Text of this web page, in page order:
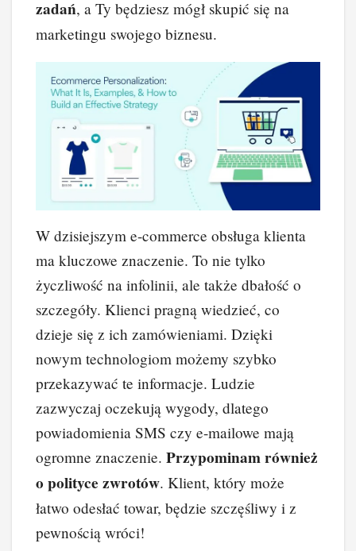
zadań, a Ty będziesz mógł skupić się na
marketingu swojego biznesu.
W dzisiejszym e-commerce obsługa klienta
ma kluczowe znaczenie. To nie tylko
życzliwość na infolinii, ale także dbałość o
szczegóły. Klienci pragną wiedzieć, co
dzieje się z ich zamówieniami. Dzięki
nowym technologiom możemy szybko
przekazywać te informacje. Ludzie
zazwyczaj oczekują wygody, dlatego
powiadomienia SMS czy e-mailowe mają
ogromne znaczenie. Przypominam również
o polityce zwrotów. Klient, który może
łatwo odesłać towar, będzie szczęśliwy i z
pewnością wróci!